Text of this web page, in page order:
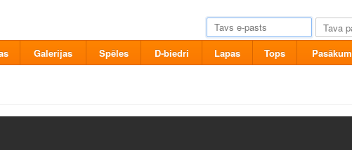
Galerijas Spēles D-biedri Lapas Tops